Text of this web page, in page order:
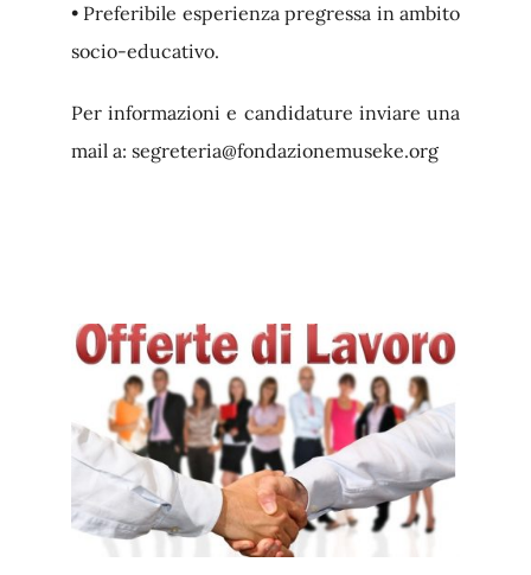
• Preferibile esperienza pregressa in ambito
socio-educativo.
Per informazioni e candidature inviare una
mail a: segreteria@fondazionemuseke.org